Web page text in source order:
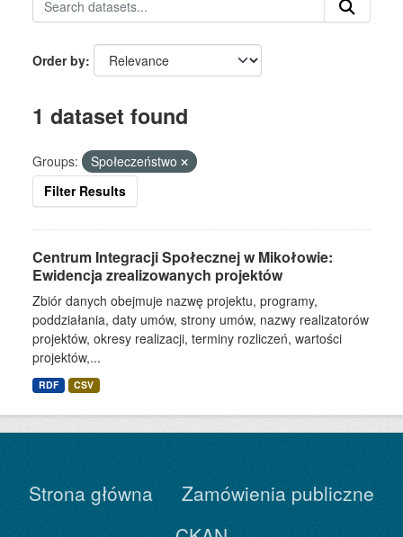
Order by
1 dataset found
Groups:
Społeczeństwo
Filter Results
Centrum Integracji Społecznej w Mikołowie:
Ewidencja zrealizowanych projektów
Zbiór danych obejmuje nazwę projektu, programy,
poddziałania, daty umów, strony umów, nazwy realizatorów
projektów, okresy realizacji, terminy rozliczeń, wartości
projektów,...
RDF CSV
Strona główna
Zamówienia publiczne